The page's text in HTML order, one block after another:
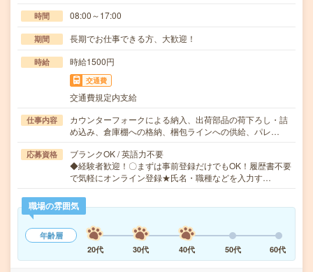
時間 08:00～17:00
期間 長期でお仕事できる方、大歓迎！
時給 時給1500円
交通費
交通費規定内支給
仕事内容
カウンターフォークによる納入、出荷部品の荷下ろし・詰
め込み、倉庫棚への格納、梱包ラインへの供給、パレ…
応募資格
ブランクOK / 英語力不要
◆経験者歓迎！〇まずは事前登録だけでもOK！履歴書不要
で気軽にオンライン登録★氏名・職種などを入力す…
職場の雰囲気
年齢層
20代
30代 40代 50代 60代